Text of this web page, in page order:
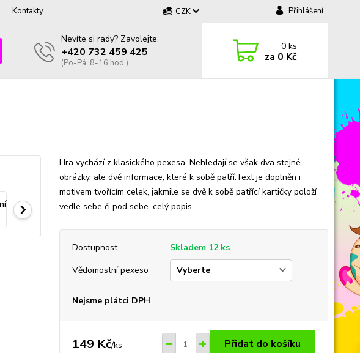
Kontakty CZK Přihlášení
Nevíte si rady? Zavolejte.
+420 732 459 425
(Po-Pá, 8-16 hod.)
0ks
za 0 Kč
Hra vychází z klasického pexesa. Nehledají se však dva stejné
obrázky, ale dvě informace, které k sobě patří.Text je doplněn i
motivem tvořícím celek, jakmile se dvě k sobě patřící kartičky položí
vedle sebe či pod sebe. celý popis
Dostupnost
Skladem 12 ks
Vědomostní pexeso
Nejsme plátci DPH
149 Kč/ks Přidat do košíku